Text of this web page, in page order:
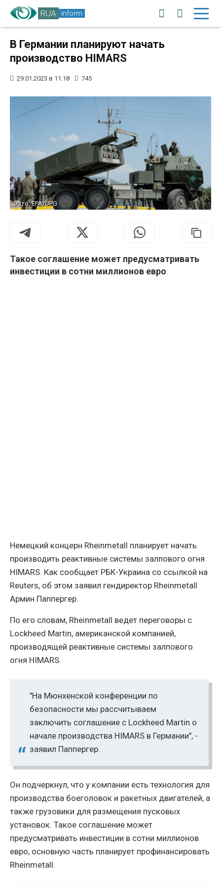
RUA inform
В Германии планируют начать
производство HIMARS
29.01.2023 в 11:18 745
Фото: EPA/UPG
Такое соглашение может предусматривать
инвестиции в сотни миллионов евро
Немецкий концерн Rheinmetall планирует начать
производить реактивные системы залпового огня
HIMARS. Как сообщает РБК-Украина со ссылкой на
Reuters, об этом заявил гендиректор Rheinmetall
Армин Паппергер.
По его словам, Rheinmetall ведет переговоры с
Lockheed Martin, американской компанией,
производящей реактивные системы залпового
огня HIMARS.
"На Мюнхенской конференции по
безопасности мы рассчитываем
заключить соглашение с Lockheed Martin о
начале производства HIMARS в Германии", -
заявил Паппергер.
Он подчеркнул, что у компании есть технология для
производства боеголовок и ракетных двигателей, а
также грузовики для размещения пусковых
установок. Такое соглашение может
предусматривать инвестиции в сотни миллионов
евро, основную часть планирует профинансировать
Rheinmetall.